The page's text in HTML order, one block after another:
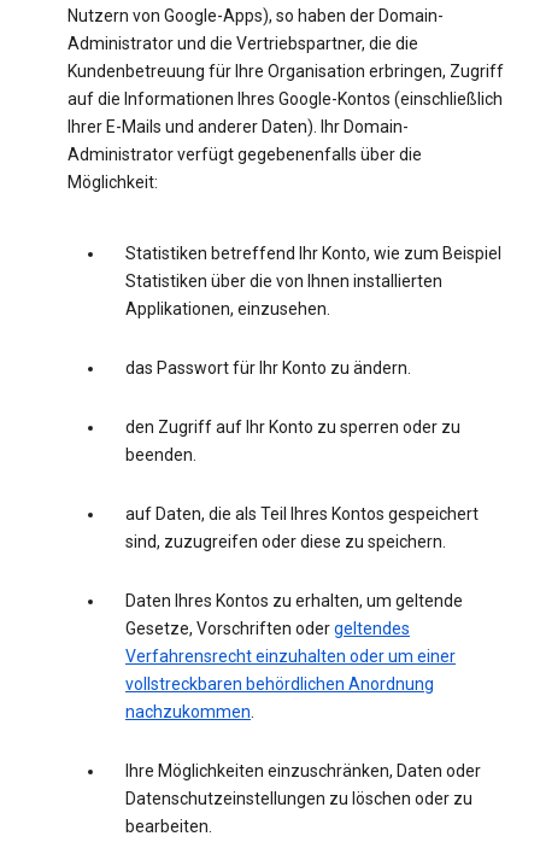
Nutzern von Google-Apps), so haben der Domain-
Administrator und die Vertriebspartner, die die
Kundenbetreuung für Ihre Organisation erbringen, Zugriff
auf die Informationen Ihres Google-Kontos (einschließlich
Ihrer E-Mails und anderer Daten). Ihr Domain-
Administrator verfügt gegebenenfalls über die
Möglichkeit:
Statistiken betreffend Ihr Konto, wie zum Beispiel
Statistiken über die von Ihnen installierten
Applikationen, einzusehen.
das Passwort für Ihr Konto zu ändern.
den Zugriff auf Ihr Konto zu sperren oder zu
beenden.
auf Daten, die als Teil Ihres Kontos gespeichert
sind, zuzugreifen oder diese zu speichern.
Daten Ihres Kontos zu erhalten, um geltende
Gesetze, Vorschriften odergeltendes
Verfahrensrecht einzuhalten oder um einer
vollstreckbaren behördlichen Anordnung
nachzukommen.
Ihre Möglichkeiten einzuschränken, Daten oder
Datenschutzeinstellungen zu löschen oder zu
bearbeiten.